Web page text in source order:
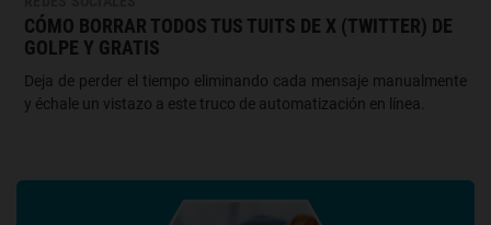
CÓMO BORRAR TODOS TUS TUITS DE X (TWITTER) DE
GOLPE Y GRATIS
Deja de perder el tiempo eliminando cada mensaje manualmente
y échale un vistazo a este truco de automatización en línea.